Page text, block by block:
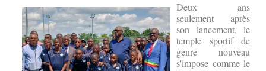
Deux ans
seulement après
son lancement, le
temple sportif de
genre nouveau
s'impose comme le